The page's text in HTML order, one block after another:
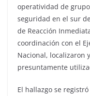
operatividad de
seguridad en el sur
de Reacción
coordinación con el
Nacional, localizaron
presuntamente
El hallazgo se